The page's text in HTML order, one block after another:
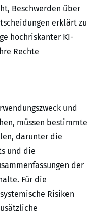
Beschwerden über
erklärt zu
hochriskanter KI-
Rechte
und
müssen bestimmte
darunter die
und die
der
Für die
Risiken